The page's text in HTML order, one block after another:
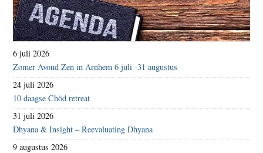
6 juli 2026
Zomer Avond Zen in Arnhem 6 juli -31 augustus
24 juli 2026
10 daagse Chöd retreat
31 juli 2026
Dhyana & Insight – Reevaluating Dhyana
9 augustus 2026